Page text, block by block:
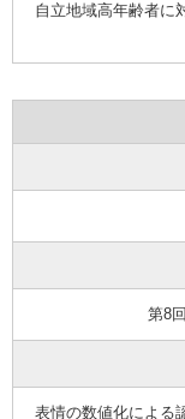
自立地域高年齢者に
第8
表情の数値化による